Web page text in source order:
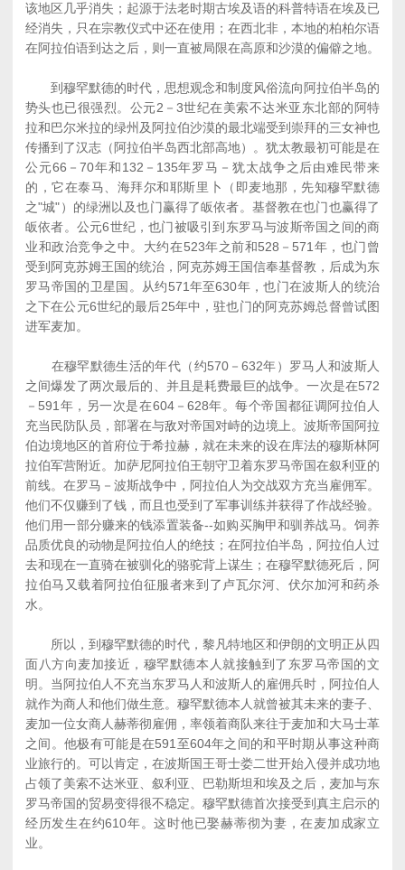
该地区几乎消失；起源于法老时期古埃及语的科普特语在埃及已
经消失，只在宗教仪式中还在使用；在西北非，本地的柏柏尔语
在阿拉伯语到达之后，则一直被局限在高原和沙漠的偏僻之地。
到穆罕默德的时代，思想观念和制度风俗流向阿拉伯半岛的
势头也已很强烈。公元2－3世纪在美索不达米亚东北部的阿特
拉和巴尔米拉的绿州及阿拉伯沙漠的最北端受到崇拜的三女神也
传播到了汉志（阿拉伯半岛西北部高地）。犹太教最初可能是在
公元66－70年和132－135年罗马－犹太战争之后由难民带来
的，它在泰马、海拜尔和耶斯里卜（即麦地那，先知穆罕默德
之"城"）的绿洲以及也门赢得了皈依者。基督教在也门也赢得了
皈依者。公元6世纪，也门被吸引到东罗马与波斯帝国之间的商
业和政治竞争之中。大约在523年之前和528－571年，也门曾
受到阿克苏姆王国的统治，阿克苏姆王国信奉基督教，后成为东
罗马帝国的卫星国。从约571年至630年，也门在波斯人的统治
之下在公元6世纪的最后25年中，驻也门的阿克苏姆总督曾试图
进军麦加。
在穆罕默德生活的年代（约570－632年）罗马人和波斯人
之间爆发了两次最后的、并且是耗费最巨的战争。一次是在572
－591年，另一次是在604－628年。每个帝国都征调阿拉伯人
充当民防队员，部署在与敌对帝国对峙的边境上。波斯帝国阿拉
伯边境地区的首府位于希拉赫，就在未来的设在库法的穆斯林阿
拉伯军营附近。加萨尼阿拉伯王朝守卫着东罗马帝国在叙利亚的
前线。在罗马－波斯战争中，阿拉伯人为交战双方充当雇佣军。
他们不仅赚到了钱，而且也受到了军事训练并获得了作战经验。
他们用一部分赚来的钱添置装备--如购买胸甲和驯养战马。饲养
品质优良的动物是阿拉伯人的绝技；在阿拉伯半岛，阿拉伯人过
去和现在一直骑在被驯化的骆驼背上谋生；在穆罕默德死后，阿
拉伯马又载着阿拉伯征服者来到了卢瓦尔河、伏尔加河和药杀
水。
所以，到穆罕默德的时代，黎凡特地区和伊朗的文明正从四
面八方向麦加接近，穆罕默德本人就接触到了东罗马帝国的文
明。当阿拉伯人不充当东罗马人和波斯人的雇佣兵时，阿拉伯人
就作为商人和他们做生意。穆罕默德本人就曾被其未来的妻子、
麦加一位女商人赫蒂彻雇佣，率领着商队来往于麦加和大马士革
之间。他极有可能是在591至604年之间的和平时期从事这种商
业旅行的。可以肯定，在波斯国王哥士娄二世开始入侵并成功地
占领了美索不达米亚、叙利亚、巴勒斯坦和埃及之后，麦加与东
罗马帝国的贸易变得很不稳定。穆罕默德首次接受到真主启示的
经历发生在约610年。这时他已娶赫蒂彻为妻，在麦加成家立
业。